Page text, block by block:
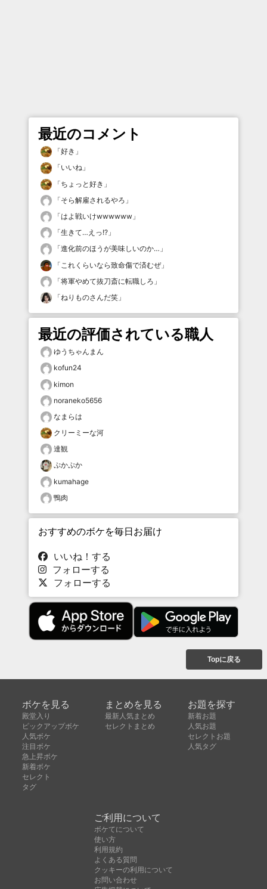
最近のコメント
「好き 」
「いいね 」
「ちょっと好き 」
「そら解雇されるやろ 」
「はよ戦いけwwwwww 」
「生きて…えっ!? 」
「進化前のほうが美味しいのか… 」
「 これくらいなら致命傷で済むぜ」
「将軍やめて抜刀斎に転職しろ 」
「ねりものさんだ笑 」
最近の評価されている職人
ゆうちゃんまん
kofun24
kimon
noraneko5656
なまらは
クリーミーな河
達観
ぷかぷか
kumahage
鴨肉
おすすめのボケを毎日お届け
いいね！する
フォローする
フォローする
Topに戻る
ボケを見る
殿堂入り
ピックアップボケ
人気ボケ
注目ボケ
急上昇ボケ
新着ボケ
セレクト
タグ
まとめを見る
最新人気まとめ
セレクトまとめ
お題を探す
新着お題
人気お題
セレクトお題
人気タグ
ご利用について
ボケてについて
使い方
利用規約
よくある質問
クッキーの利用について
お問い合わせ